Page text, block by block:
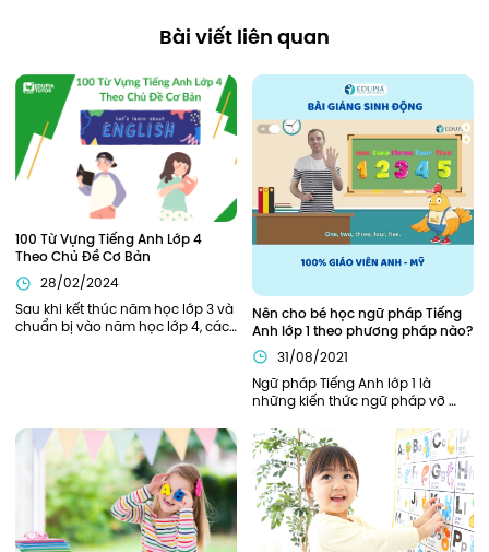
Bài viết liên quan
100 Từ Vựng Tiếng Anh Lớp 4
Theo Chủ Đề Cơ Bản
28/02/2024
Sau khi kết thúc năm học lớp 3 và
chuẩn bị vào năm học lớp 4, các
vựng tiếng Anh lớp 4 cũng đóng
vai trò quan trọng xuyên suốt
toàn bộ chương trình học tiếng
Anh lớp 4 của các bạn nhỏ.
Nên cho bé học ngữ pháp Tiếng
Anh lớp 1 theo phương pháp nào?
31/08/2021
Ngữ pháp Tiếng Anh lớp 1 là
những kiến thức ngữ pháp vỡ
chinh phục Tiếng Anh của bé. Vì
là nền tảng đầu tiên nên phần
kiến thức này cần được củng cố
chắc chắn. Vậy nên áp dụng
phương pháp nào để trẻ có thể
nắm chắc ngữ pháp Tiếng Anh
ngay từ khi học lớp 1?